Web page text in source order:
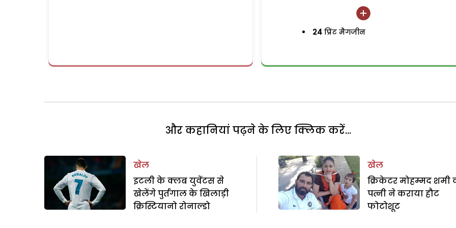
24 प्रिंट मैगजीन
और कहानियां पढ़ने के लिए क्लिक करें...
खेल
इटली के क्लब युवेंटस से
खेलेंगे पुर्तगाल के खिलाड़ी
क्रिस्टियानो रोनाल्डो
खेल
क्रिकेटर मोहम्मद शमी
पत्नी ने कराया हौट
फोटोशूट